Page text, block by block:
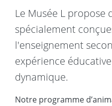
Le Musée L propose
spécialement
l'enseignement
expérience
dynamique.
Notre programme